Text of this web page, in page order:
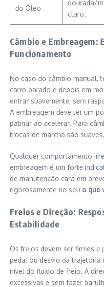
do Óleo
dourada/
claro.
Câmbio e Embreagem:
Funcionamento
No caso do câmbio manual,
carro parado e depois em
entrar suavemente, sem
A embreagem deve ter um
patinar ao acelerar. Para
trocas de marcha são
Qualquer comportamento
embreagem é um forte
de manutenção cara em
rigorosamente no seu o que
Freios e Direção:
Estabilidade
Os freios devem ser firmes e
pedal ou desvio da trajetória
nível do fluido de freio. A
excessivas e sem fazer